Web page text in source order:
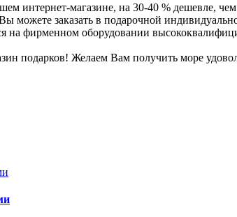
интернет-магазине, на 30-40 % дешевле,
можете заказать в подарочной
на фирменном оборудовании
подарков! Желаем Вам получить море